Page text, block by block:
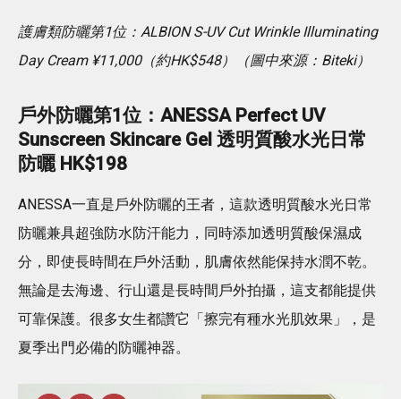
護膚類防曬第1位：ALBION S-UV Cut Wrinkle Illuminating
Day Cream ¥11,000（約HK$548）（圖中來源：Biteki）
戶外防曬第1位：ANESSA Perfect UV
Sunscreen Skincare Gel 透明質酸水光日常
防曬 HK$198
ANESSA一直是戶外防曬的王者，這款透明質酸水光日常
防曬兼具超強防水防汗能力，同時添加透明質酸保濕成
分，即使長時間在戶外活動，肌膚依然能保持水潤不乾。
無論是去海邊、行山還是長時間戶外拍攝，這支都能提供
可靠保護。很多女生都讚它「擦完有種水光肌效果」，是
夏季出門必備的防曬神器。